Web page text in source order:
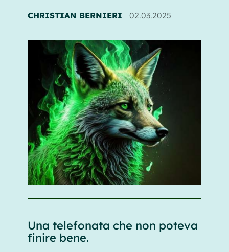
CHRISTIAN BERNIERI 02.03.2025
Una telefonata che non poteva
finire bene.